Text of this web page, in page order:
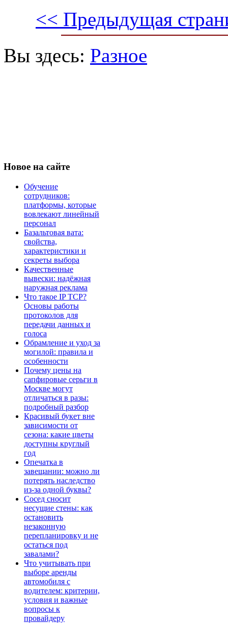
<< Предыдущая
Вы здесь: Разное
Новое на сайте
Обучение
сотрудников:
платформы, которые
вовлекают линейный
персонал
Базальтовая вата:
свойства,
характеристики и
секреты выбора
Качественные
вывески: надёжная
наружная реклама
Что такое IP TCP?
Основы работы
протоколов для
передачи данных и
голоса
Обрамление и уход за
могилой: правила и
особенности
Почему цены на
сапфировые серьги в
Москве могут
отличаться в разы:
подробный разбор
Красивый букет вне
зависимости от
сезона: какие цветы
доступны круглый
год
Опечатка в
завещании: можно ли
потерять наследство
из-за одной буквы?
Сосед сносит
несущие стены: как
остановить
незаконную
перепланировку и не
остаться под
завалами?
Что учитывать при
выборе аренды
автомобиля с
водителем: критерии,
условия и важные
вопросы к
провайдеру